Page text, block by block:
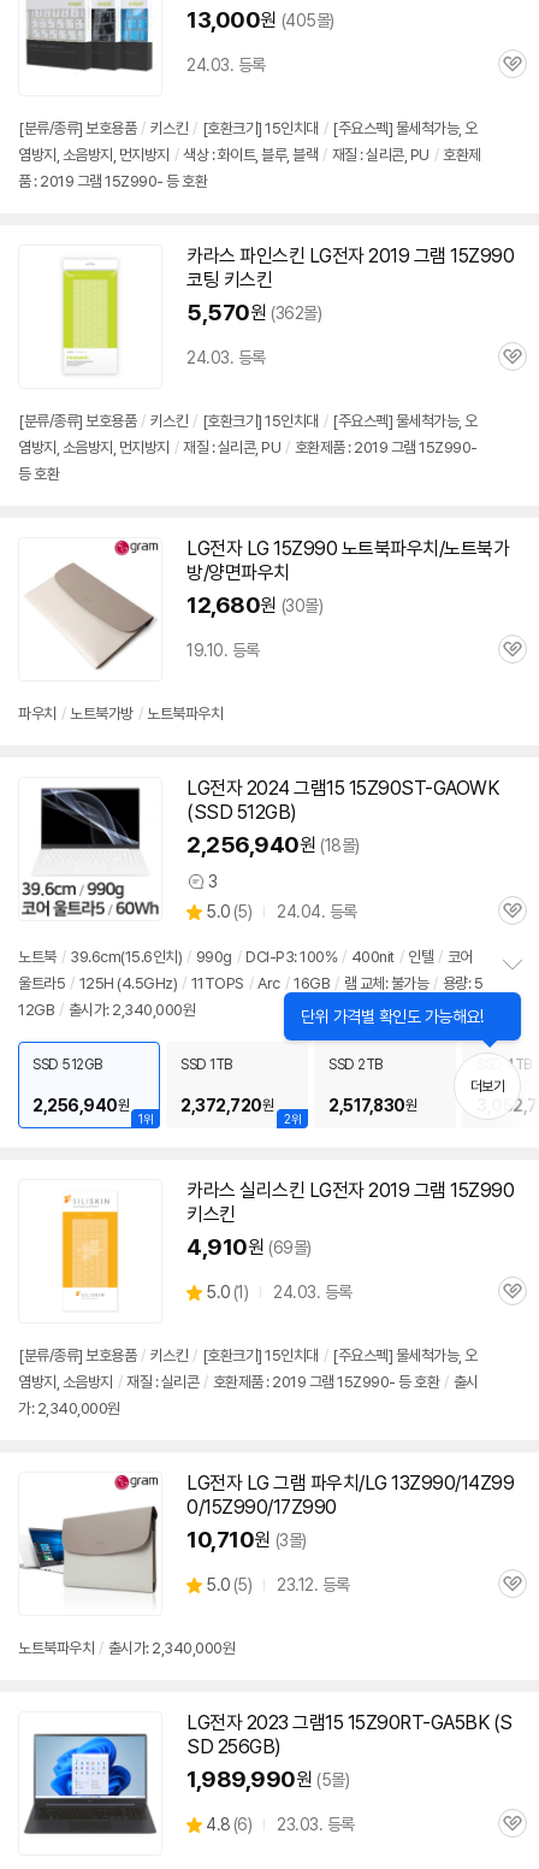
13,000원 (405몰)
24.03. 등록
관
[분류/종류] 보호용품 / 키스킨 / [호환크기] 15인치대 / [주요스펙] 물세척가능, 오
염방지, 소음방지, 먼지방지 / 색상 : 화이트, 블루, 블랙 / 재질 : 실리콘, PU / 호환제
품 : 2019 그램 15Z990- 등 호환
카라스 파인스킨 LG전자 2019 그램 15Z990
코팅 키스킨
5,570원 (362몰)
24.03. 등록
관
[분류/종류] 보호용품 / 키스킨 / [호환크기] 15인치대 / [주요스펙] 물세척가능, 오
염방지, 소음방지, 먼지방지 / 재질 : 실리콘, PU / 호환제품 : 2019 그램 15Z990-
등 호환
LG전자 LG 15Z990 노트북파우치/노트북가
방/양면파우치
12,680원 (30몰)
19.10. 등록
관
파우치 / 노트북가방 / 노트북파우치
LG전자 2024 그램15 15Z90ST-GAOWK
(SSD 512GB)
2,256,940원 (18몰)
상
품
견
3
별
점
5.0 (상
리
뷰
5) 24.04. 등록
관
노트북 / 39.6cm(15.6인치) / 990g / DCI-P3: 100% / 400nit / 인텔 / 코어
울트라5 / 125H (4.5GHz) / 11TOPS / Arc / 16GB / 램 교체: 불가능 / 용량: 5
12GB / 출시가: 2,340,000원
정
펼
치
기
1위
SSD 512GB
2,256,940원
2위
SSD 1TB
2,372,720원
SSD 2TB
2,517,830원
SSD 4TB
더보기
카라스 실리스킨 LG전자 2019 그램 15Z990
키스킨
4,910원 (69몰)
별
5.0 (상
뷰
1) 24.03. 등록
관
[분류/종류] 보호용품 / 키스킨 / [호환크기] 15인치대 / [주요스펙] 물세척가능, 오
염방지, 소음방지 / 재질 : 실리콘 / 호환제품 : 2019 그램 15Z990- 등 호환 / 출시
가: 2,340,000원
LG전자 LG 그램 파우치/LG 13Z990/14Z99
0/15Z990/17Z990
10,710원 (3몰)
별
5.0 (상
5) 23.12. 등록
관
노트북파우치 / 출시가: 2,340,000원
LG전자 2023 그램15 15Z90RT-GA5BK (S
SD 256GB)
1,989,990원 (5몰)
별
4.8 (상
6) 23.03. 등록
관